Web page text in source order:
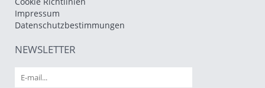
Impressum
Datenschutzbestimmungen
NEWSLETTER